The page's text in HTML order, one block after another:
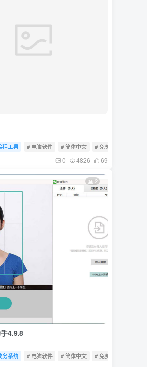
奇艺万能联播7.0.0.5711
程工具 # 电脑软件 # 简体中文 # 免费软件
0 4826 69
2
4.9.8
务系统 # 电脑软件 # 简体中文 # 免费软件